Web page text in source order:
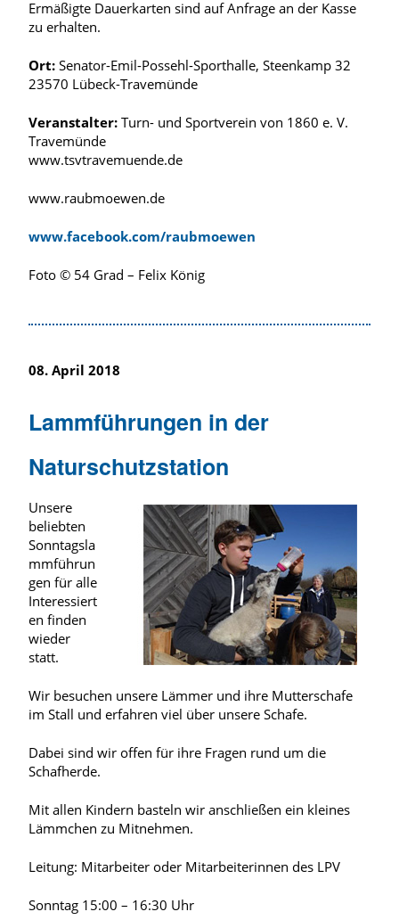
Ermäßigte Dauerkarten sind auf Anfrage an der Kasse
zu erhalten.
Ort: Senator-Emil-Possehl-Sporthalle, Steenkamp 32
23570 Lübeck-Travemünde
Veranstalter: Turn- und Sportverein von 1860 e. V.
Travemünde
www.tsvtravemuende.de
www.raubmoewen.de
www.facebook.com/raubmoewen
Foto © 54 Grad – Felix König
08. April 2018
Lammführungen in der
Naturschutzstation
Unsere
beliebten
Sonntagsla
mmführun
gen für alle
Interessiert
en finden
wieder
statt.
Wir besuchen unsere Lämmer und ihre Mutterschafe
im Stall und erfahren viel über unsere Schafe.
Dabei sind wir offen für ihre Fragen rund um die
Schafherde.
Mit allen Kindern basteln wir anschließen ein kleines
Lämmchen zu Mitnehmen.
Leitung: Mitarbeiter oder Mitarbeiterinnen des LPV
Sonntag 15:00 – 16:30 Uhr